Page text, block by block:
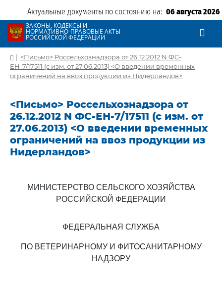
Актуальные документы по состоянию на: 06 августа 2026
ЗАКОНЫ, КОДЕКСЫ И
НОРМАТИВНО-ПРАВОВЫЕ АКТЫ
РОССИЙСКОЙ ФЕДЕРАЦИИ
| <Письмо> Россельхознадзора от 26.12.2012 N ФС-
ЕН-7/17511 (с изм. от 27.06.2013) <О введении временных
ограничений на ввоз продукции из Нидерландов>
<Письмо> Россельхознадзора от
26.12.2012 N ФС-ЕН-7/17511 (с изм. от
27.06.2013) <О введении временных
ограничений на ввоз продукции из
Нидерландов>
МИНИСТЕРСТВО СЕЛЬСКОГО ХОЗЯЙСТВА
РОССИЙСКОЙ ФЕДЕРАЦИИ
ФЕДЕРАЛЬНАЯ СЛУЖБА
ПО ВЕТЕРИНАРНОМУ И ФИТОСАНИТАРНОМУ
НАДЗОРУ